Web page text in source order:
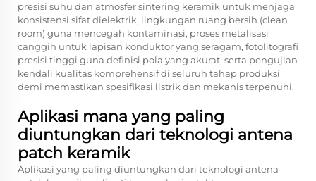
presisi suhu dan atmosfer sintering keramik untuk menjaga
konsistensi sifat dielektrik, lingkungan ruang bersih (clean
room) guna mencegah kontaminasi, proses metalisasi
canggih untuk lapisan konduktor yang seragam, fotolitografi
presisi tinggi guna definisi pola yang akurat, serta pengujian
kendali kualitas komprehensif di seluruh tahap produksi
demi memastikan spesifikasi listrik dan mekanis terpenuhi.
Aplikasi mana yang paling
diuntungkan dari teknologi antena
patch keramik
Aplikasi yang paling diuntungkan dari teknologi antena